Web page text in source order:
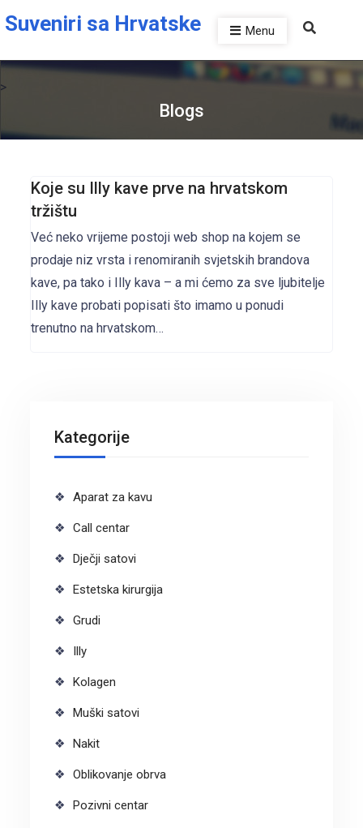
Suveniri sa Hrvatske Menu
>
Blogs
Koje su Illy kave prve na hrvatskom
tržištu
Već neko vrijeme postoji web shop na kojem se
prodaje niz vrsta i renomiranih svjetskih brandova
kave, pa tako i Illy kava – a mi ćemo za sve ljubitelje
Illy kave probati popisati što imamo u ponudi
trenutno na hrvatskom…
Kategorije
Aparat za kavu
Call centar
Dječji satovi
Estetska kirurgija
Grudi
Illy
Kolagen
Muški satovi
Nakit
Oblikovanje obrva
Pozivni centar